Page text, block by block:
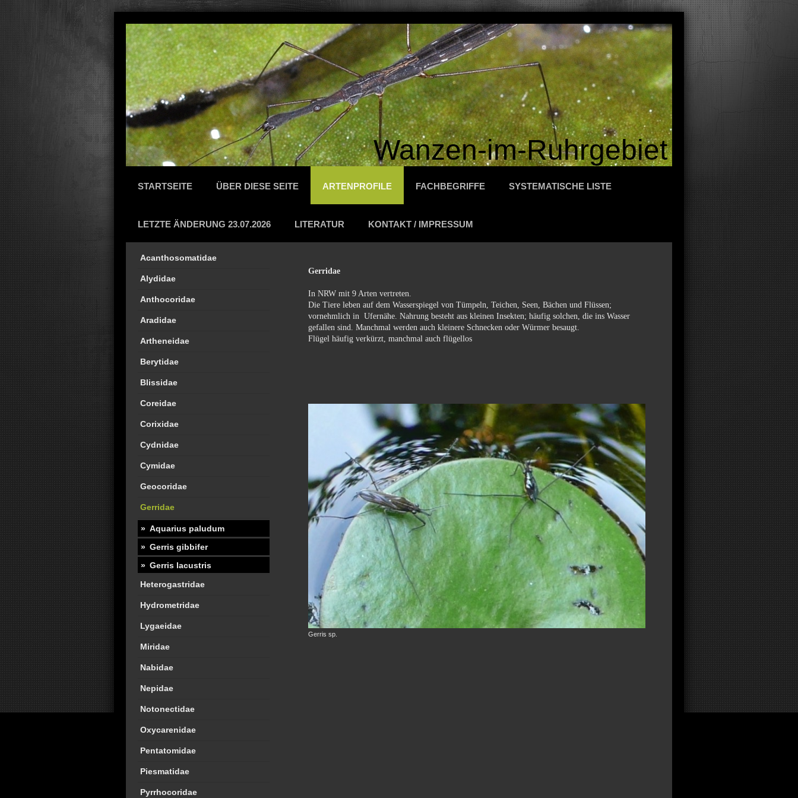
Wanzen-im-Ruhrgebiet
STARTSEITE ÜBER DIESE SEITE ARTENPROFILE FACHBEGRIFFE SYSTEMATISCHE LISTE
LETZTE ÄNDERUNG 23.07.2026 LITERATUR KONTAKT / IMPRESSUM
Gerridae
In NRW mit 9 Arten vertreten.
Die Tiere leben auf dem Wasserspiegel von Tümpeln, Teichen, Seen, Bächen und Flüssen;
vornehmlich in Ufernähe. Nahrung besteht aus kleinen Insekten; häufig solchen, die ins Wasser
gefallen sind. Manchmal werden auch kleinere Schnecken oder Würmer besaugt.
Flügel häufig verkürzt, manchmal auch flügellos
Gerris sp.
Acanthosomatidae
Alydidae
Anthocoridae
Aradidae
Artheneidae
Berytidae
Blissidae
Coreidae
Corixidae
Cydnidae
Cymidae
Geocoridae
Gerridae
Aquarius paludum
Gerris gibbifer
Gerris lacustris
Heterogastridae
Hydrometridae
Lygaeidae
Miridae
Nabidae
Nepidae
Notonectidae
Oxycarenidae
Pentatomidae
Piesmatidae
Pyrrhocoridae